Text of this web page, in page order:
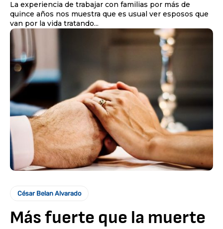
La experiencia de trabajar con familias por más de
quince años nos muestra que es usual ver esposos que
van por la vida tratando...
César Belan Alvarado
Más fuerte que la muerte